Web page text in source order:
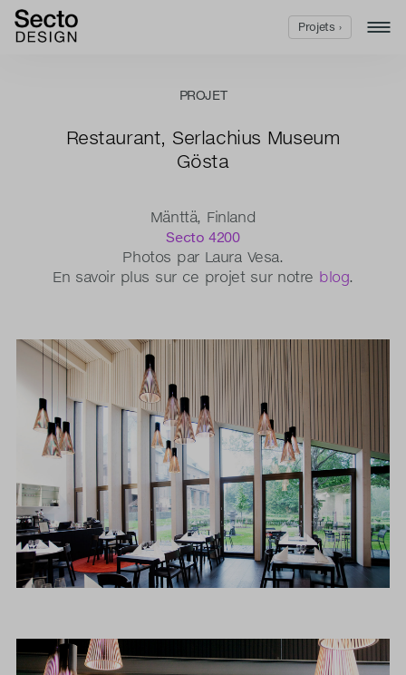
PROJET
Restaurant, Serlachius Museum
Gösta
Mänttä, Finland
Secto 4200
Photos par Laura Vesa.
En savoir plus sur ce projet sur notre blog.
Projets ›